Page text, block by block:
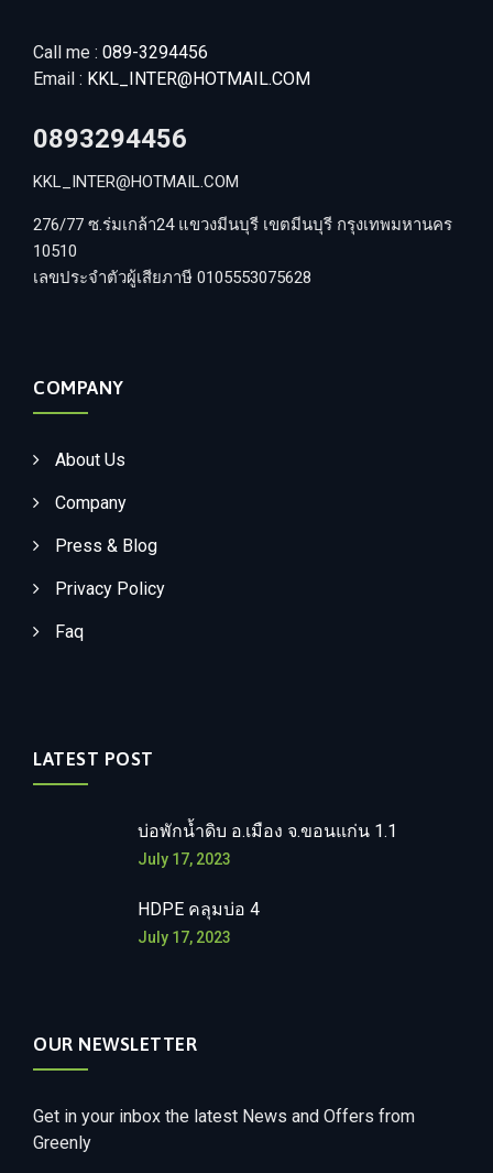
Call me : 089-3294456
Email : KKL_INTER@HOTMAIL.COM
0893294456
KKL_INTER@HOTMAIL.COM
276/77 ซ.ร่มเกล้า24 แขวงมีนบุรี เขตมีนบุรี กรุงเทพมหานคร
10510
เลขประจำตัวผู้เสียภาษี 0105553075628
COMPANY
About Us
Company
Press & Blog
Privacy Policy
Faq
LATEST POST
บ่อพักน้ำดิบ อ.เมือง จ.ขอนแก่น 1.1
July 17, 2023
HDPE คลุมบ่อ 4
July 17, 2023
OUR NEWSLETTER
Get in your inbox the latest News and Offers from
Greenly